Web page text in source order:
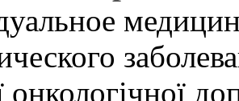
онкологічної